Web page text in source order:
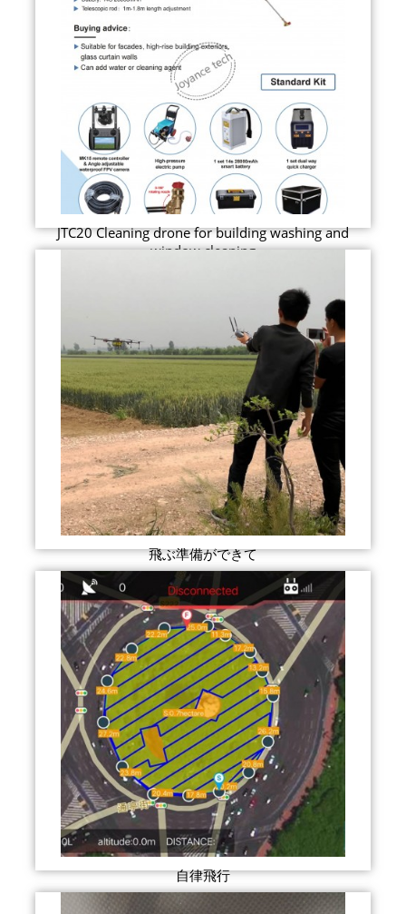
JTC20 Cleaning drone for building washing and
window cleaning
飛ぶ準備ができて
自律飛行